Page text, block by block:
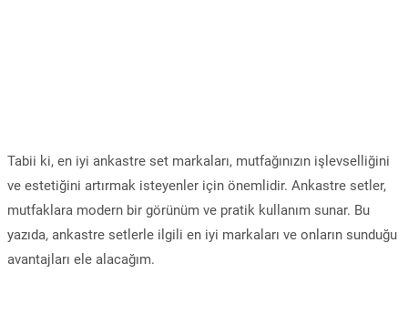
Tabii ki, en iyi ankastre set markaları, mutfağınızın işlevselliğini
ve estetiğini artırmak isteyenler için önemlidir. Ankastre setler,
mutfaklara modern bir görünüm ve pratik kullanım sunar. Bu
yazıda, ankastre setlerle ilgili en iyi markaları ve onların sunduğu
avantajları ele alacağım.